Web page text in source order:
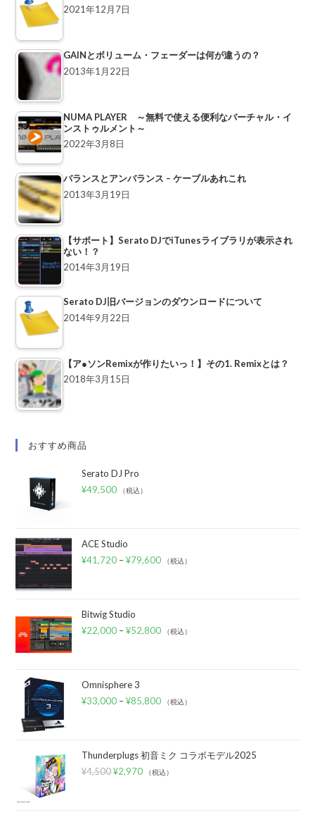
2021年12月7日
GAINとボリューム・フェーダーは何が違うの？
2013年1月22日
NUMA PLAYER ～無料で使える便利なバーチャル・イ
ンストゥルメント～
2022年3月8日
バランスとアンバランス – ケーブルあれこれ
2013年3月19日
【サポート】Serato DJでiTunesライブラリが表示され
ない！？
2014年3月19日
Serato DJ旧バージョンのダウンロードについて
2014年9月22日
【ア●ソンRemixが作りたいっ！】その1. Remixとは？
2018年3月15日
おすすめ商品
Serato DJ Pro
¥49,500 （税込）
ACE Studio
¥41,720 –¥79,600 （税込）
Bitwig Studio
¥22,000 –¥52,800 （税込）
Omnisphere 3
¥33,000 –¥85,800 （税込）
Thunderplugs 初音ミク コラボモデル2025
¥4,500 ¥2,970 （税込）